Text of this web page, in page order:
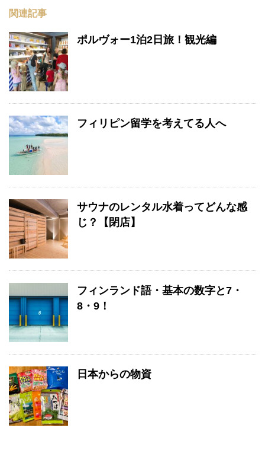
関連記事
ポルヴォー1泊2日旅！観光編
フィリピン留学を考えてる人へ
サウナのレンタル水着ってどんな感
じ？【閉店】
フィンランド語・基本の数字と7・
8・9！
日本からの物資